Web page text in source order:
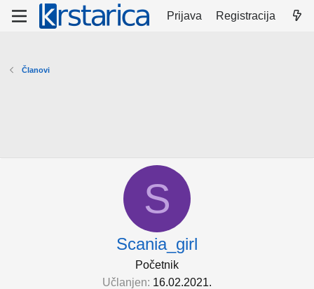
Prijava Registracija
Članovi
S
Scania_girl
Početnik
Učlanjen 16.02.2021.